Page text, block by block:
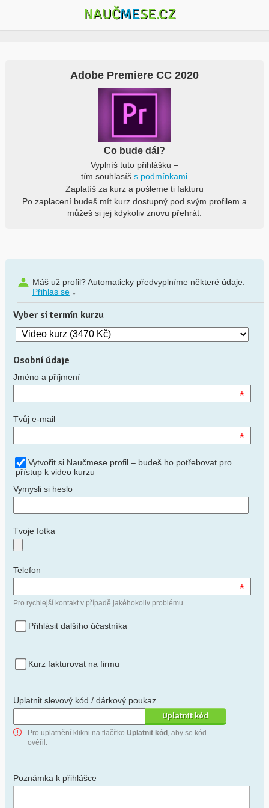
NAUČMESE.CZ
Adobe Premiere CC 2020
Co bude dál?
Vyplníš tuto přihlášku –
tím souhlasíšs podmínkami
Zaplatíš za kurz a pošleme ti fakturu
Po zaplacení budeš mít kurz dostupný pod svým profilem a
můžeš si jej kdykoliv znovu přehrát.
Máš už profil? Automaticky předvyplníme některé údaje.
Přihlas se↓
Vyber si termín kurzu
Osobní údaje
Jméno a příjmení
*
Tvůj e-mail
*
Vytvořit si Naučmese profil – budeš ho potřebovat pro
přístup k video kurzu
Vymysli si heslo
Tvoje fotka
Telefon
*
Pro rychlejší kontakt v případě jakéhokoliv problému.
Přihlásit dalšího účastníka
Kurz fakturovat na firmu
Uplatnit slevový kód / dárkový poukaz
Pro uplatnění klikni na tlačítko Uplatnit kód , aby se kód
ověřil.
Poznámka k přihlášce